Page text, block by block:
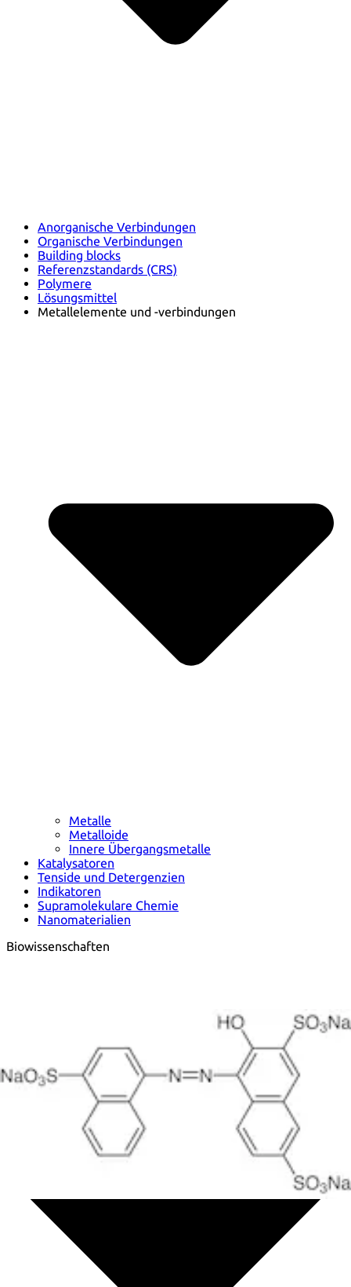
Anorganische Verbindungen
Organische Verbindungen
Building blocks
Referenzstandards (CRS)
Polymere
Lösungsmittel
Metallelemente und -verbindungen
Metalle
Metalloide
Innere Übergangsmetalle
Katalysatoren
Tenside und Detergenzien
Indikatoren
Supramolekulare Chemie
Nanomaterialien
Biowissenschaften